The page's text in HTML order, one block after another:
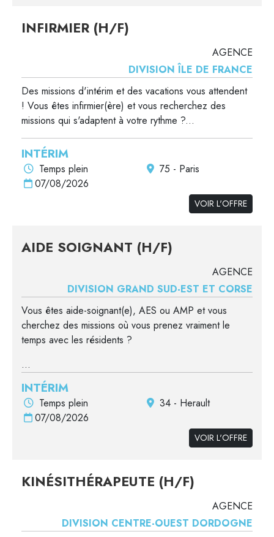
INFIRMIER (H/F)
AGENCE
DIVISION ÎLE DE FRANCE
Des missions d'intérim et des vacations vous attendent
! Vous êtes infirmier(ère) et vous recherchez des
missions qui s'adaptent à votre rythme ?...
INTÉRIM
Temps plein
75 - Paris
07/08/2026
VOIR L'OFFRE
AIDE SOIGNANT (H/F)
AGENCE
DIVISION GRAND SUD-EST ET CORSE
Vous êtes aide-soignant(e), AES ou AMP et vous
cherchez des missions où vous prenez vraiment le
temps avec les résidents ?
...
INTÉRIM
Temps plein
34 - Herault
07/08/2026
VOIR L'OFFRE
KINÉSITHÉRAPEUTE (H/F)
AGENCE
DIVISION CENTRE-OUEST DORDOGNE